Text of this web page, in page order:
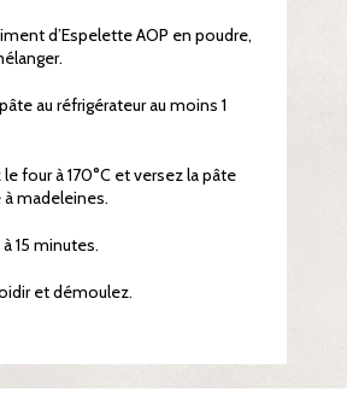
d’Espelette AOP en poudre,
au réfrigérateur au moins 1
four à 170°C et versez la pâte
madeleines.
15 minutes.
et démoulez.